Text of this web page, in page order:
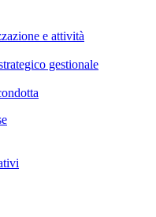
e attività
gestionale